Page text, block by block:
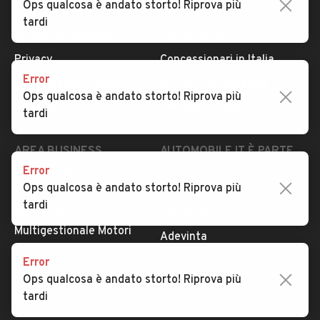
Dati identificativi
Privacy
Impostazioni Privacy
Security
Tutte le auto usate
Concessionari in Italia
Valutazione auto
AREA BUSINESS
Registrazione
concessionario
Multigestionale Motori
AUTOMOBILE.IT È PARTE
subito.it
Adevinta
SEGUICI
Ops qualcosa è andato storto! Riprova più
tardi
Error
Ops qualcosa è andato storto! Riprova più
tardi
Error
Ops qualcosa è andato storto! Riprova più
tardi
Error
Ops qualcosa è andato storto! Riprova più
tardi